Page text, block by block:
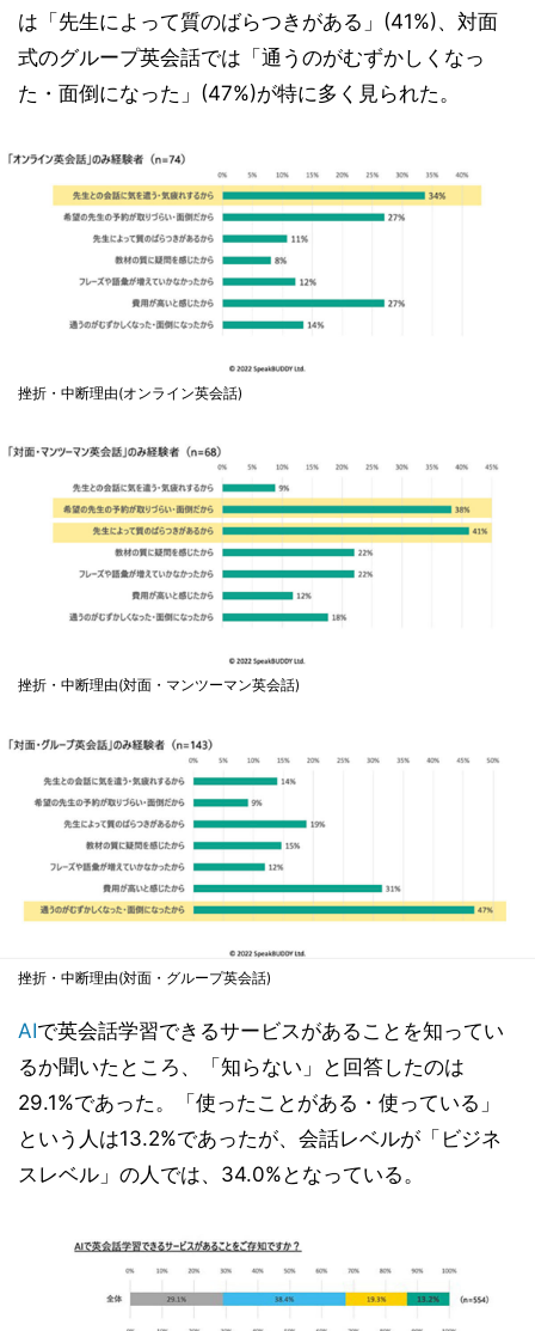
は「先生によって質のばらつきがある」(41%)、対面
式のグループ英会話では「通うのがむずかしくなっ
た・面倒になった」(47%)が特に多く見られた。
挫折・中断理由(オンライン英会話)
挫折・中断理由(対面・マンツーマン英会話)
挫折・中断理由(対面・グループ英会話)
AIで英会話学習できるサービスがあることを知ってい
るか聞いたところ、「知らない」と回答したのは
29.1%であった。「使ったことがある・使っている」
という人は13.2%であったが、会話レベルが「ビジネ
スレベル」の人では、34.0%となっている。